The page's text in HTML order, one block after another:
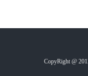
CopyRight @